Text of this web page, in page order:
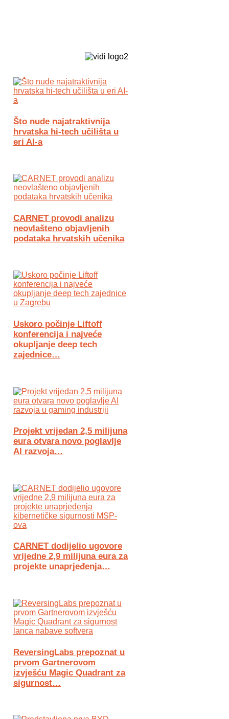
Što nude najatraktivnija
hrvatska hi-tech učilišta u
eri AI-a
CARNET provodi analizu
neovlašteno objavljenih
podataka hrvatskih učenika
Uskoro počinje Liftoff
konferencija i najveće
okupljanje deep tech
zajednice…
Projekt vrijedan 2,5 milijuna
eura otvara novo poglavlje
AI razvoja…
CARNET dodijelio ugovore
vrijedne 2,9 milijuna eura za
projekte unaprjeđenja…
ReversingLabs prepoznat u
prvom Gartnerovom
izvješću Magic Quadrant za
sigurnost…